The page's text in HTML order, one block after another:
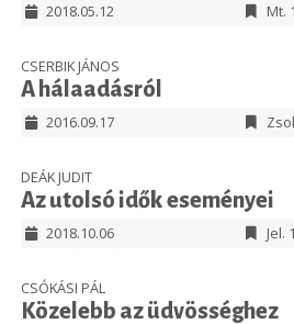
2018.05.12 Mt.
CSERBIK JÁNOS
A hálaadásról
2016.09.17
DEÁK JUDIT
Az utolsó idők eseményei
2018.10.06 Jel.
CSÓKÁSI PÁL
Közelebb az üdvösséghez